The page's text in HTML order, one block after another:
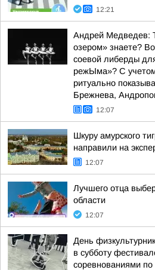
12:21
Андрей Медведев:
озером» знаете?
соевой либерды
режЫма»? С
ритуально
Брежнева,
12:07
Шкуру амурского
направили на
12:07
Лучшего отца
области
12:07
День
в субботу
соревнованиями по